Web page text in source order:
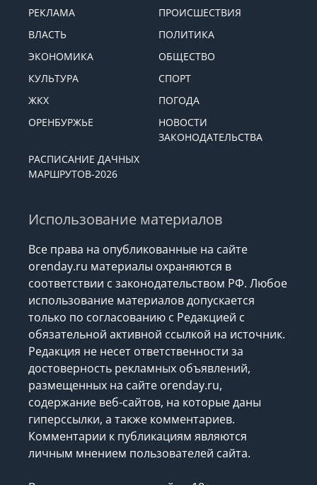
РЕКЛАМА
ПРОИСШЕСТВИЯ
ВЛАСТЬ
ПОЛИТИКА
ЭКОНОМИКА
ОБЩЕСТВО
КУЛЬТУРА
СПОРТ
ЖКХ
ПОГОДА
ОРЕНБУРЖЬЕ
НОВОСТИ
ЗАКОНОДАТЕЛЬСТВА
РАСПИСАНИЕ ДАЧНЫХ
МАРШРУТОВ-2026
Использование материалов
Все права на опубликованные на сайте
orenday.ru материалы охраняются в
соответствии с законодательством РФ. Любое
использование материалов допускается
только по согласованию с Редакцией с
обязательной активной ссылкой на источник.
Редакция не несет ответственности за
достоверность рекламных объявлений,
размещенных на сайте orenday.ru,
содержание веб-сайтов, на которые даны
гиперссылки, а также комментариев.
Комментарии к публикациям являются
личным мнением пользователей сайта.